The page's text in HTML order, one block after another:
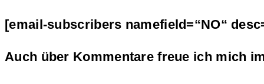
[email-subscribers namefield=“NO“
Auch über Kommentare freue ich mich